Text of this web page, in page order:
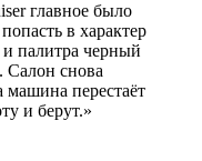
главное было
в характер
палитра черный
снова
перестаёт
и берут.»